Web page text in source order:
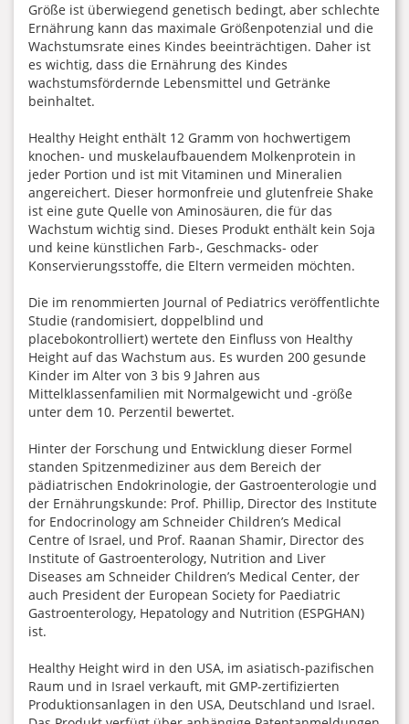
Größe ist überwiegend genetisch bedingt, aber schlechte
Ernährung kann das maximale Größenpotenzial und die
Wachstumsrate eines Kindes beeinträchtigen. Daher ist
es wichtig, dass die Ernährung des Kindes
wachstumsfördernde Lebensmittel und Getränke
beinhaltet.
Healthy Height enthält 12 Gramm von hochwertigem
knochen- und muskelaufbauendem Molkenprotein in
jeder Portion und ist mit Vitaminen und Mineralien
angereichert. Dieser hormonfreie und glutenfreie Shake
ist eine gute Quelle von Aminosäuren, die für das
Wachstum wichtig sind. Dieses Produkt enthält kein Soja
und keine künstlichen Farb-, Geschmacks- oder
Konservierungsstoffe, die Eltern vermeiden möchten.
Die im renommierten Journal of Pediatrics veröffentlichte
Studie (randomisiert, doppelblind und
placebokontrolliert) wertete den Einfluss von Healthy
Height auf das Wachstum aus. Es wurden 200 gesunde
Kinder im Alter von 3 bis 9 Jahren aus
Mittelklassenfamilien mit Normalgewicht und -größe
unter dem 10. Perzentil bewertet.
Hinter der Forschung und Entwicklung dieser Formel
standen Spitzenmediziner aus dem Bereich der
pädiatrischen Endokrinologie, der Gastroenterologie und
der Ernährungskunde: Prof. Phillip, Director des Institute
for Endocrinology am Schneider Children’s Medical
Centre of Israel, und Prof. Raanan Shamir, Director des
Institute of Gastroenterology, Nutrition and Liver
Diseases am Schneider Children’s Medical Center, der
auch President der European Society for Paediatric
Gastroenterology, Hepatology and Nutrition (ESPGHAN)
ist.
Healthy Height wird in den USA, im asiatisch-pazifischen
Raum und in Israel verkauft, mit GMP-zertifizierten
Produktionsanlagen in den USA, Deutschland und Israel.